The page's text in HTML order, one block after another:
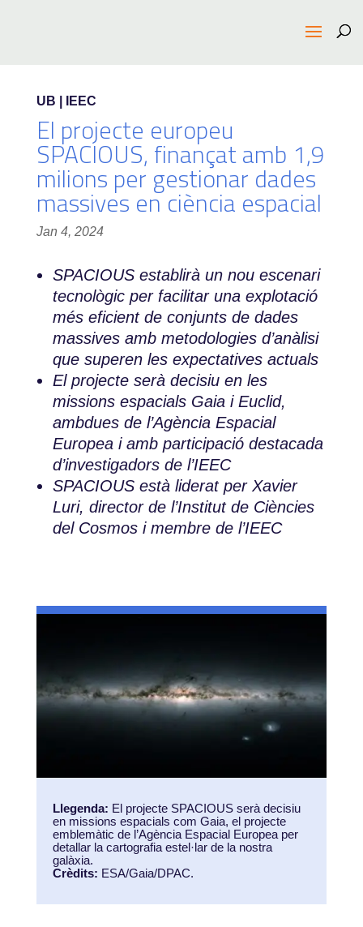
UB | IEEC
El projecte europeu
SPACIOUS, finançat amb 1,9
milions per gestionar dades
massives en ciència espacial
Jan 4, 2024
SPACIOUS establirà un nou escenari
tecnològic per facilitar una explotació
més eficient de conjunts de dades
massives amb metodologies d’anàlisi
que superen les expectatives actuals
El projecte serà decisiu en les
missions espacials Gaia i Euclid,
ambdues de l’Agència Espacial
Europea i amb participació destacada
d’investigadors de l’IEEC
SPACIOUS està liderat per Xavier
Luri, director de l’Institut de Ciències
del Cosmos i membre de l’IEEC
Llegenda: El projecte SPACIOUS serà decisiu
en missions espacials com Gaia, el projecte
emblemàtic de l’Agència Espacial Europea per
detallar la cartografia estel·lar de la nostra
galàxia.
Crèdits: ESA/Gaia/DPAC.